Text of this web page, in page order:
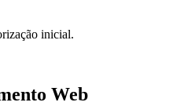
inicial.
Web